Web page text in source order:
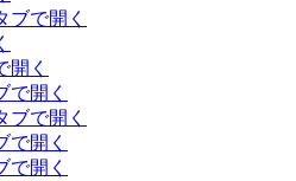
ブで開く
開く
で開く
ブで開く
で開く
で開く